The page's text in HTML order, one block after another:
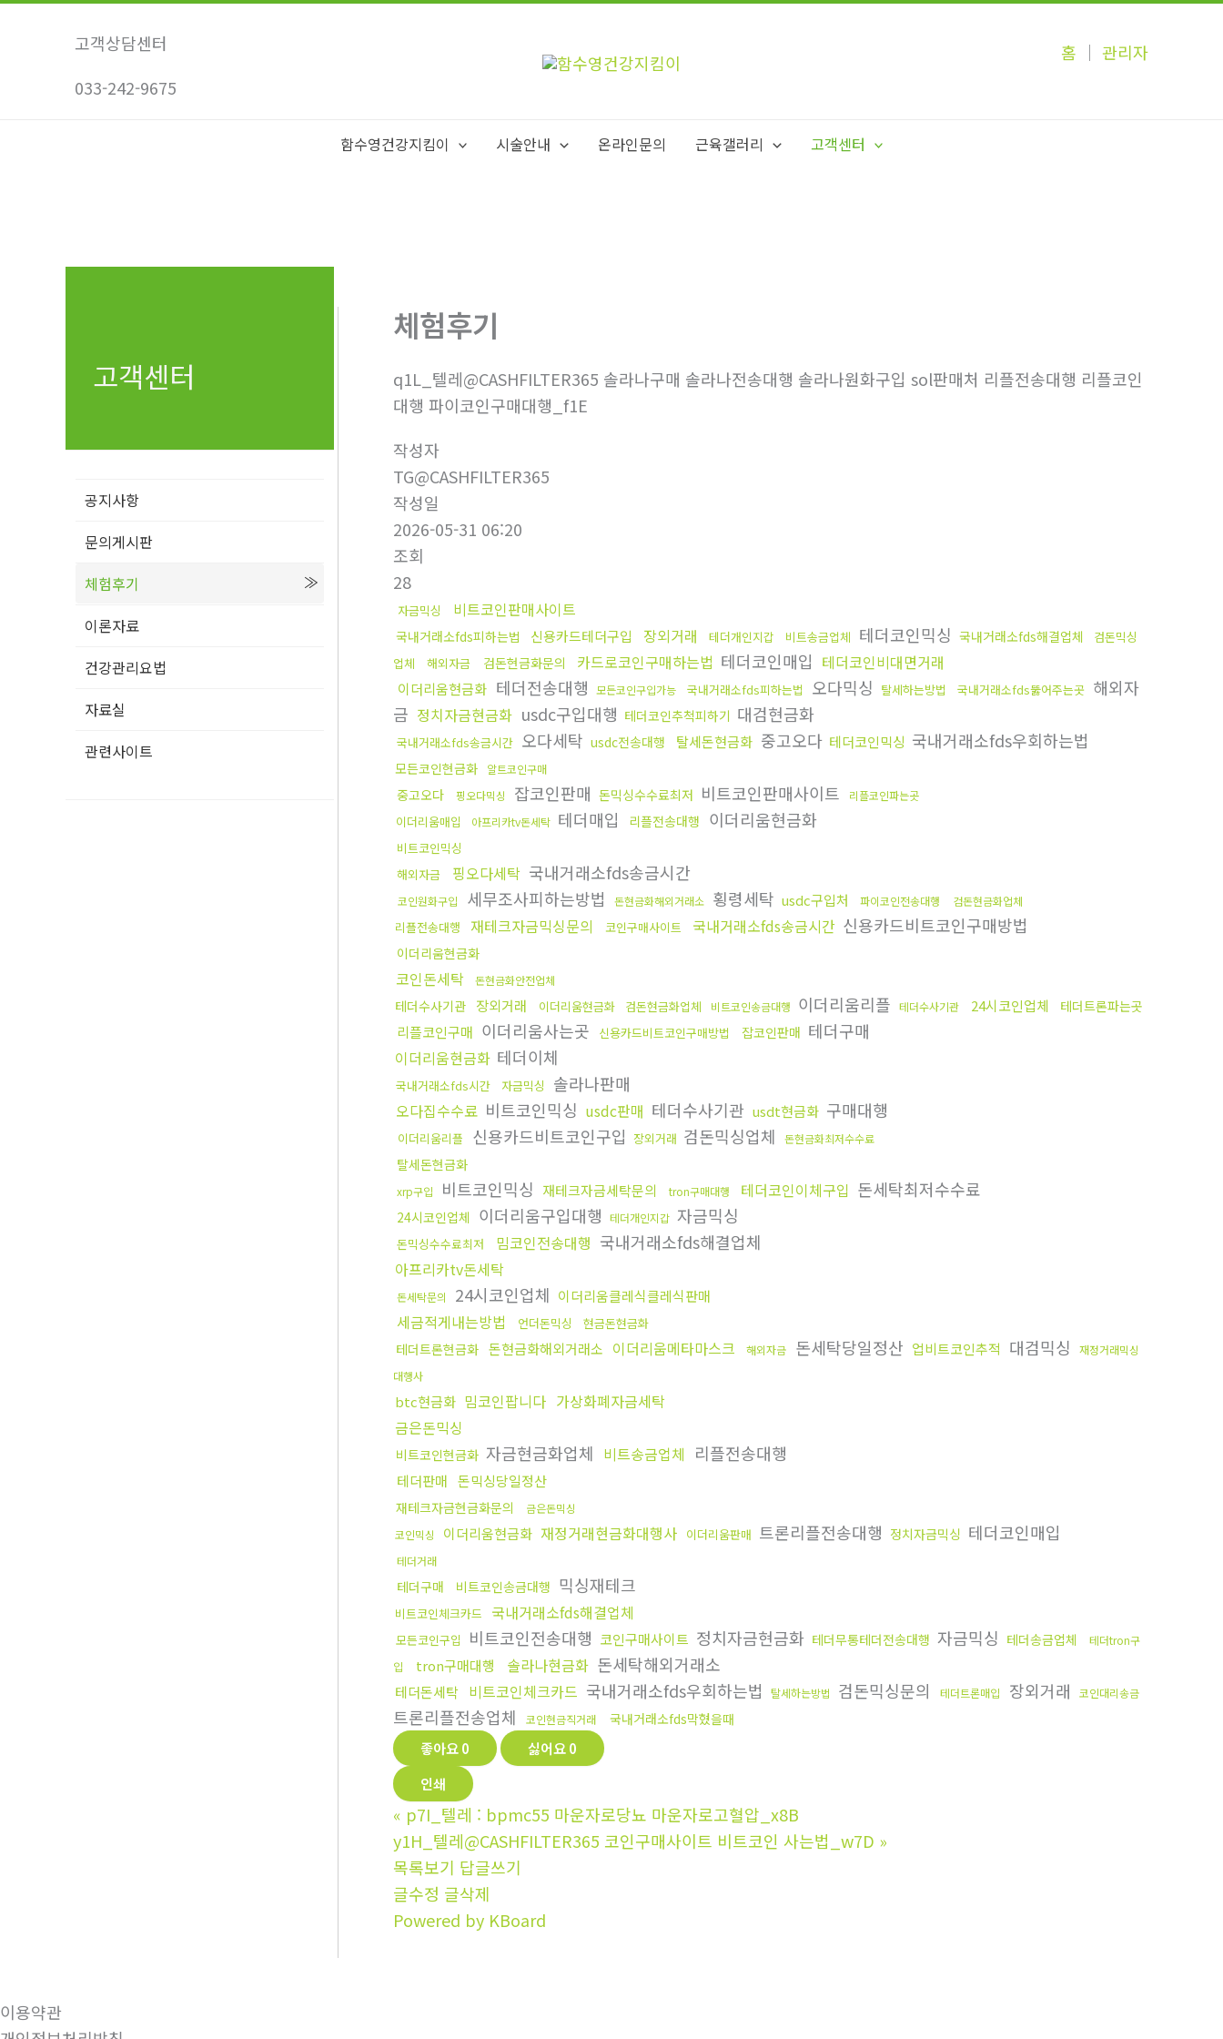
콘
고객상담센터
033-242-9675
홈 │ 관리자
함수영건강지킴이 시술안내 온라인문의 근육갤러리 고객센터
고객센터
공지사항
문의게시판
체험후기
이론자료
건강관리요법
자료실
관련사이트
체험후기
q1L_텔레@CASHFILTER365 솔라나구매 솔라나전송대행 솔라나원화구입 sol판매처 리플전송대행 리플코인
대행 파이코인구매대행_f1E
작성자
TG@CASHFILTER365
작성일
2026-05-31 06:20
조회
28
자금믹싱 비트코인판매사이트
국내거래소fds피하는법 신용카드테더구입 장외거래 테더개인지갑 비트송금업체 테더코인믹싱 국내거래소fds해결업체
검돈믹싱
업체
해외자금 검돈현금화문의 카드로코인구매하는법 테더코인매입 테더코인비대면거래
이더리움현금화 테더전송대행 모든코인구입가능 국내거래소fds피하는법 오다믹싱 탈세하는방법 국내거래소fds뚫어주는곳 해외자
금 정치자금현금화 usdc구입대행 테더코인추척피하기 대검현금화
국내거래소fds송금시간 오다세탁 usdc전송대행 탈세돈현금화 중고오다 테더코인믹싱 국내거래소fds우회하는법
모든코인현금화 알트코인구매
중고오다 핑오다믹싱 잡코인판매 돈믹싱수수료최저 비트코인판매사이트 리플코인파는곳
이더리움매입 아프리카tv돈세탁 테더매입 리플전송대행 이더리움현금화
비트코인믹싱
해외자금
핑오다세탁 국내거래소fds송금시간
코인원화구입 세무조사피하는방법 돈현금화해외거래소 횡령세탁 usdc구입처 파이코인전송대행 검돈현금화업체
리플전송대행 재테크자금믹싱문의 코인구매사이트 국내거래소fds송금시간 신용카드비트코인구매방법
이더리움현금화
코인돈세탁 돈현금화안전업체
테더수사기관 장외거래 이더리움현금화 검돈현금화업체 비트코인송금대행 이더리움리플 테더수사기관 24시코인업체 테더트론파는곳
리플코인구매 이더리움사는곳 신용카드비트코인구매방법 잡코인판매 테더구매
이더리움현금화 테더이체
국내거래소fds시간 자금믹싱 솔라나판매
오다집수수료 비트코인믹싱 usdc판매 테더수사기관 usdt현금화 구매대행
이더리움리플 신용카드비트코인구입 장외거래 검돈믹싱업체 돈현금화최저수수료
탈세돈현금화
xrp구입 비트코인믹싱 재테크자금세탁문의 tron구매대행 테더코인이체구입 돈세탁최저수수료
24시코인업체 이더리움구입대행 테더개인지갑 자금믹싱
돈믹싱수수료최저 밈코인전송대행 국내거래소fds해결업체
아프리카tv돈세탁
돈세탁문의 24시코인업체 이더리움클레식클레식판매
세금적게내는방법 언더돈믹싱 현금돈현금화
테더트론현금화 돈현금화해외거래소 이더리움메타마스크 해외자금 돈세탁당일정산 업비트코인추적 대검믹싱
재정거래믹싱
대행사
btc현금화 밈코인팝니다 가상화폐자금세탁
금은돈믹싱
비트코인현금화 자금현금화업체 비트송금업체 리플전송대행
테더판매 돈믹싱당일정산
재테크자금현금화문의
금은돈믹싱
코인믹싱
이더리움현금화 재정거래현금화대행사 이더리움판매 트론리플전송대행 정치자금믹싱 테더코인매입
테더거래
테더구매 비트코인송금대행 믹싱재테크
비트코인체크카드 국내거래소fds해결업체
모든코인구입 비트코인전송대행 코인구매사이트 정치자금현금화 테더무통테더전송대행 자금믹싱 테더송금업체
테더tron구
입
tron구매대행 솔라나현금화 돈세탁해외거래소
테더돈세탁 비트코인체크카드 국내거래소fds우회하는법 탈세하는방법 검돈믹싱문의 테더트론매입 장외거래 코인대리송금
트론리플전송업체 코인현금직거래 국내거래소fds막혔을때
좋아요0 싫어요0
인쇄
« p7I_텔레 : bpmc55 마운자로당뇨 마운자로고혈압_x8B
y1H_텔레@CASHFILTER365 코인구매사이트 비트코인 사는법_w7D »
목록보기 답글쓰기
글수정 글삭제
Powered by KBoard
이용약관